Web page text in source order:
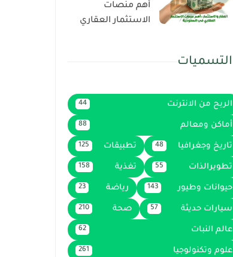
أهم منصات
الاستثمار العقاري
التسميات
الربح من الانترنت 44
أماكن ومعالم 88
تاريخ وجغرافيا 48 تطبيقات 125
تطويرالذات 55 تغذية 158
حيوانات وطيور 143 رياضة 23
سيارات حديثة 57 صحة 210
عالم النبات 62
علوم وتكنولوجيا 261